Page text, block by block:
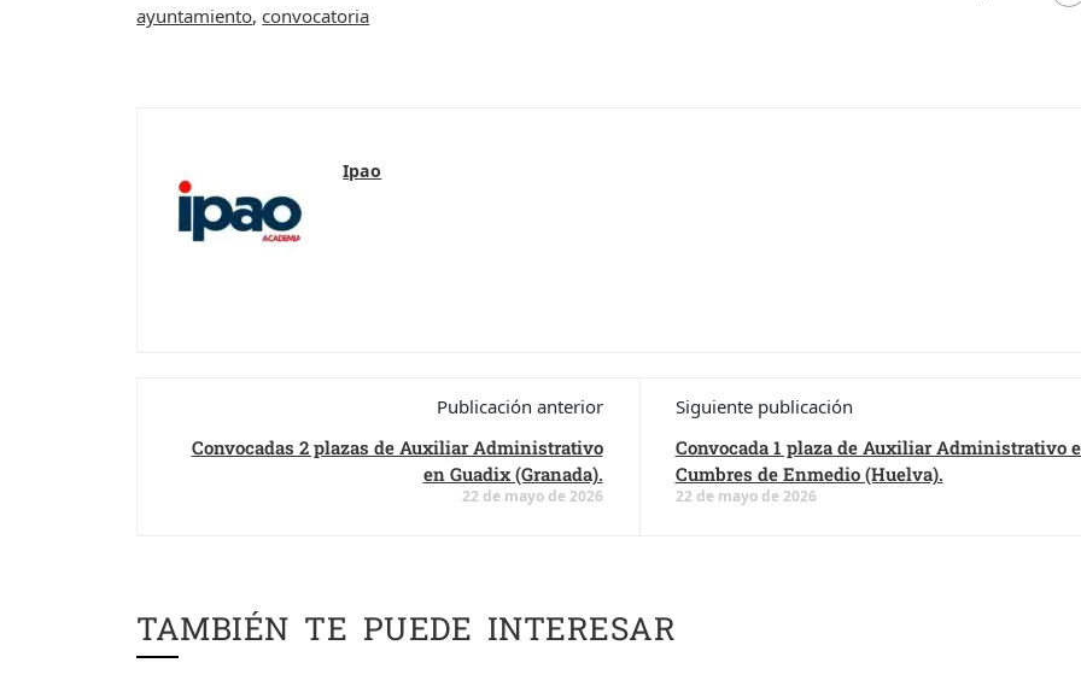
ayuntamiento,convocatoria
Ipao
Publicación anterior
Convocadas 2 plazas de Auxiliar Administrativo
en Guadix (Granada).
22 de mayo de 2026
Siguiente publicación
Convocada 1 plaza de Auxiliar Administrativo
Cumbres de Enmedio (Huelva).
22 de mayo de 2026
TAMBIÉN TE PUEDE INTERESAR